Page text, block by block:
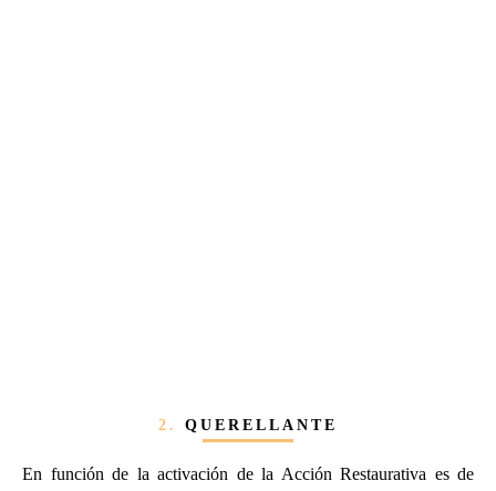
2. QUERELLANTE
En función de la activación de la Acción Restaurativa es de